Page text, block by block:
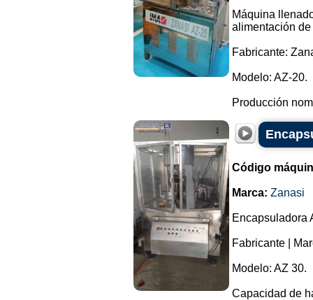
Máquina
alimentación
Fabricante:
Modelo: AZ-20.
Producción
Código
Marca: Zanasi
Encapsuladora
Fabricante |
Modelo: AZ 30.
Capacidad de